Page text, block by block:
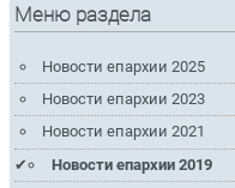
Меню раздела
Новости епархии 2025
Новости епархии 2023
Новости епархии 2021
Новости епархии 2019